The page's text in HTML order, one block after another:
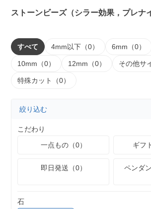
ストーンビーズ（シラー効果，プレナ
すべて 4mm以下（0） 6mm（0）
10mm（0） 12mm（0） その他サ
特殊カット（0）
絞り込む
こだわり
一点もの（0）
ギフ
即日発送（0）
ペンダ
石